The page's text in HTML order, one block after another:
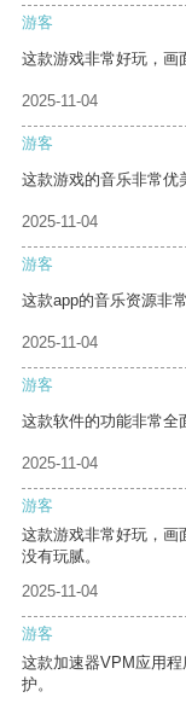
游客
这款游戏非常好玩，画
2025-11-04
游客
这款游戏的音乐非常优
2025-11-04
游客
这款app的音乐资源非
2025-11-04
游客
这款软件的功能非常全
2025-11-04
游客
这款游戏非常好玩，画
没有玩腻。
2025-11-04
游客
这款加速器VPM应用
护。